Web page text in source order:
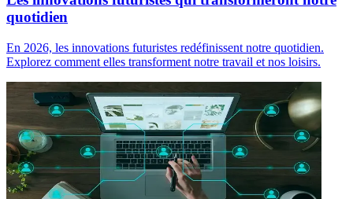
quotidien
En 2026, les innovations futuristes redéfinissent notre quotidien.
Explorez comment elles transforment notre travail et nos loisirs.